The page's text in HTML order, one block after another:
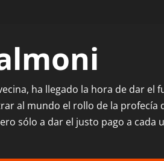
ha llegado la hora de dar el
al mundo el rollo de la
sólo a dar el justo pago a